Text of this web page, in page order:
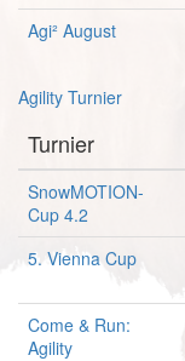
Agi² August
Agility Turnier
Turnier
SnowMOTION-
Cup 4.2
5. Vienna Cup
Come & Run:
Agility